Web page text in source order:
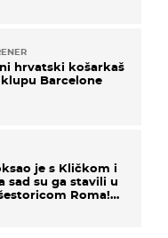
hrvatski košarkaš
Barcelone
je s Kličkom i
sad su ga stavili u
Roma!